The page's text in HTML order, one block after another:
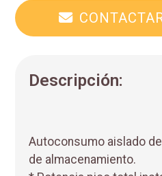
Descripción:
Autoconsumo aislado
de almacenamiento.